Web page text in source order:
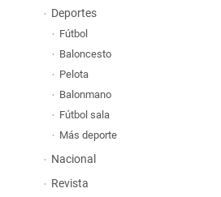
Deportes
Fútbol
Baloncesto
Pelota
Balonmano
Fútbol sala
Más deporte
Nacional
Revista